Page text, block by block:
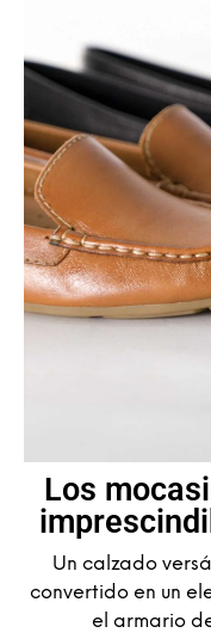
Los
Un calzado
convertido en un
el armario